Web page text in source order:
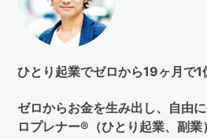
ひとり起業でゼロから19ヶ月で1
ゼロからお金を生み出し、自由
ロプレナー®（ひとり起業、副